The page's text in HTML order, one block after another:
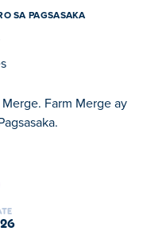
SA PAGSASAKA
Farm Merge ay